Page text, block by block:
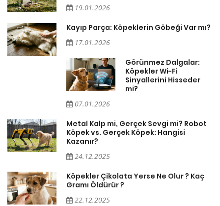
19.01.2026
Kayıp Parça: Köpeklerin Göbeği Var mı?
17.01.2026
Görünmez Dalgalar:
Köpekler Wi-Fi
Sinyallerini Hisseder
mi?
07.01.2026
Metal Kalp mi, Gerçek Sevgi mi? Robot
Köpek vs. Gerçek Köpek: Hangisi
Kazanır?
24.12.2025
Köpekler Çikolata Yerse Ne Olur ? Kaç
Gramı Öldürür ?
22.12.2025